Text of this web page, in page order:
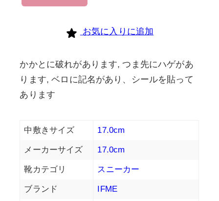
個
お気に入りに追加
かかとに破れがあります, つま先にハゲがあ
ります, ベロに記名があり、シールを貼って
あります
中敷きサイズ 17.0cm
メーカーサイズ 17.0cm
靴カテゴリ スニーカー
ブランド IFME